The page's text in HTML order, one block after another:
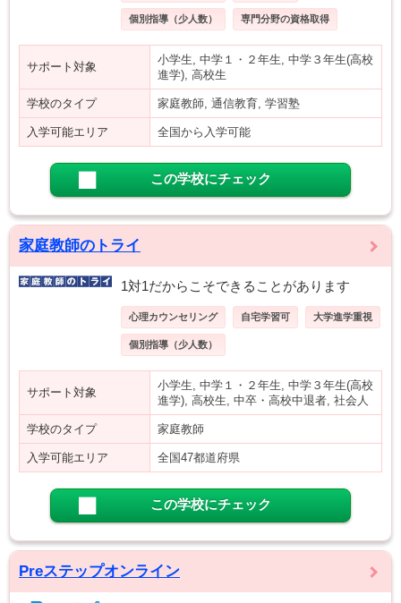
個別指導（少人数） 専門分野の資格取得
サポート対象
小学生, 中学１・２年生, 中学３年生(高校
進学), 高校生
学校のタイプ 家庭教師, 通信教育, 学習塾
入学可能エリア 全国から入学可能
この学校にチェック
家庭教師のトライ
1対1だからこそできることがあります
心理カウンセリング 自宅学習可 大学進学重視
個別指導（少人数）
サポート対象
小学生, 中学１・２年生, 中学３年生(高校
進学), 高校生, 中卒・高校中退者, 社会人
学校のタイプ 家庭教師
入学可能エリア 全国47都道府県
この学校にチェック
Preステップオンライン